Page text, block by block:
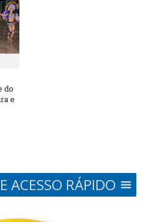
do
e
ACESSO RÁPIDO